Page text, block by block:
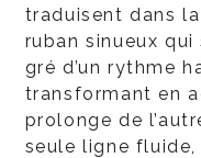
traduisent dans
ruban sinueux qui
gré d’un rythme
transformant en
prolonge de
seule ligne fluide,